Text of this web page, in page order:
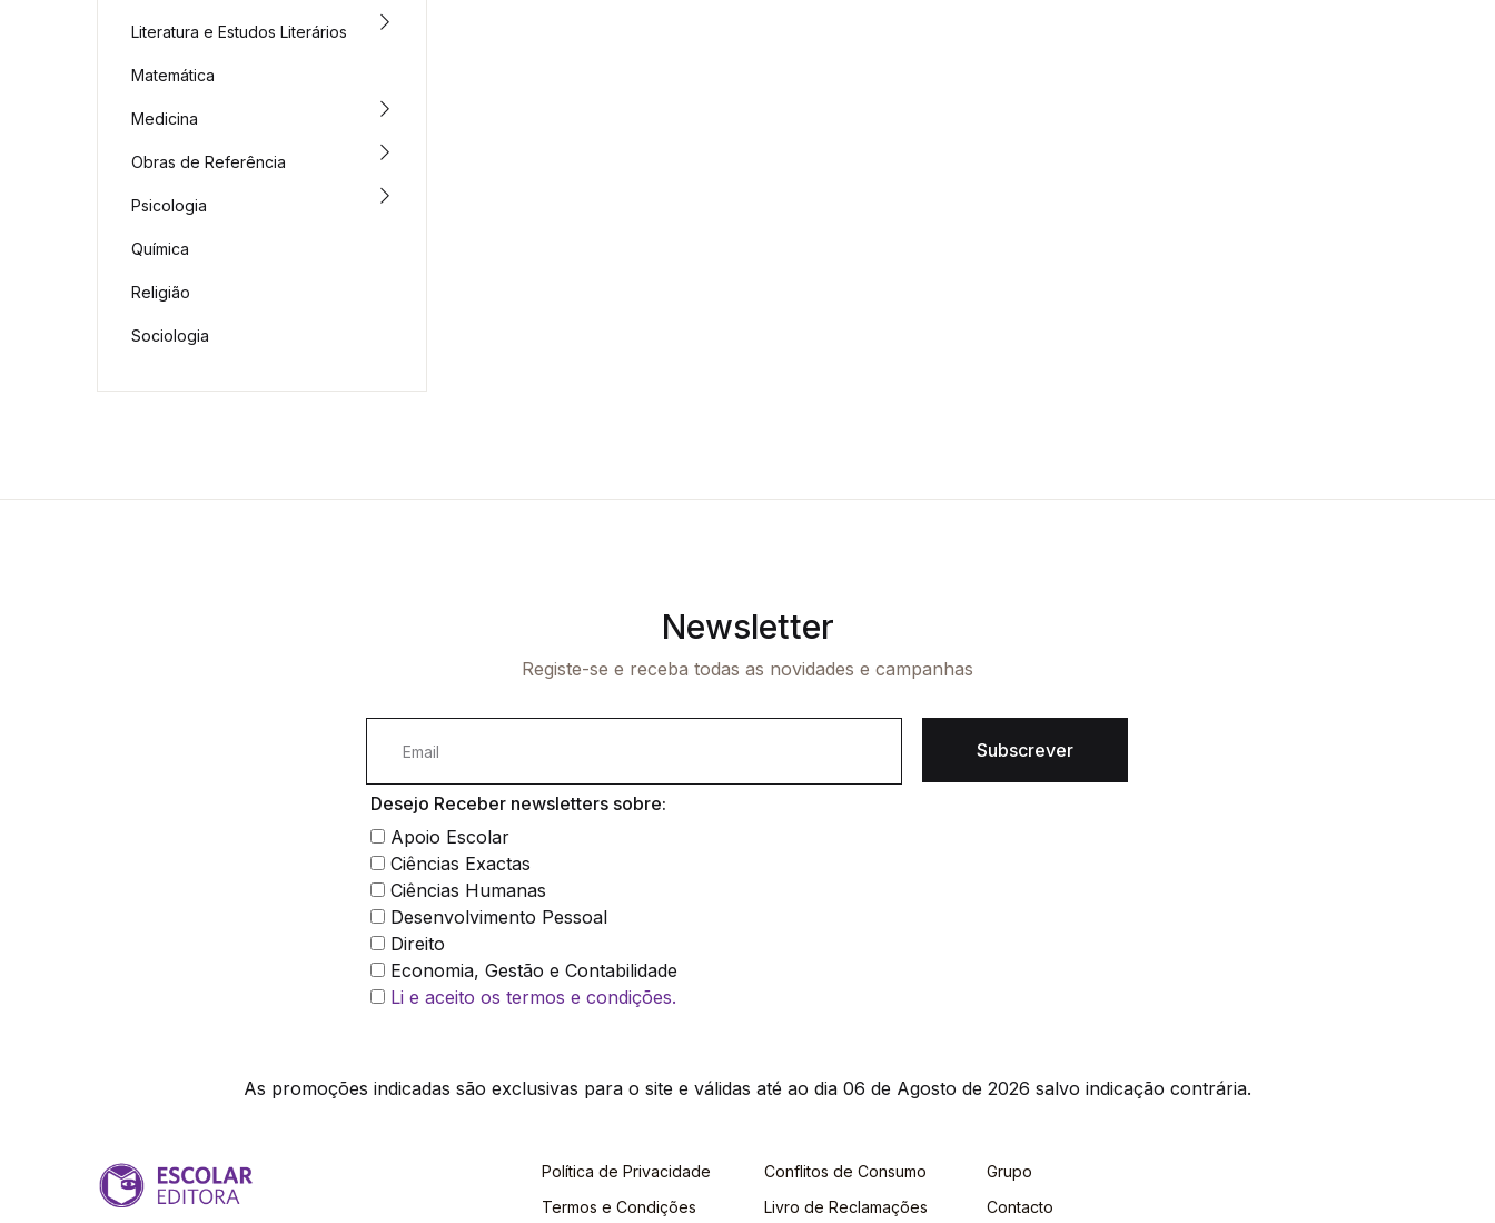
Literatura e Estudos Literários
Matemática
Medicina
Obras de Referência
Psicologia
Química
Religião
Sociologia
Newsletter
Registe-se e receba todas as novidades e campanhas
Subscrever
Desejo Receber newsletters sobre:
Apoio Escolar
Ciências Exactas
Ciências Humanas
Desenvolvimento Pessoal
Direito
Economia, Gestão e Contabilidade
Li e aceito os termos e condições.
As promoções indicadas são exclusivas para o site e válidas até ao dia 06 de Agosto de 2026 salvo indicação contrária.
Política de Privacidade
Termos e Condições
Conflitos de Consumo
Livro de Reclamações
Grupo
Contacto